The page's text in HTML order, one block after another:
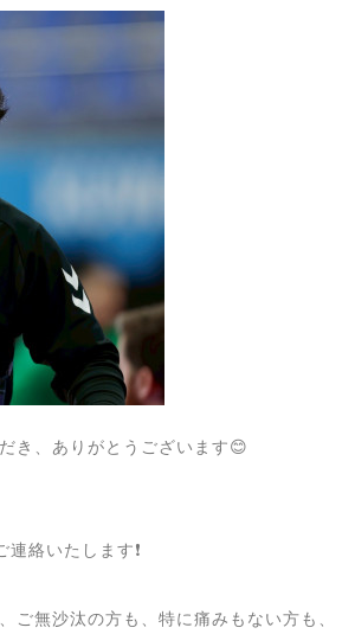
き、ありがとうございます😊
絡いたします❗️
無沙汰の方も、特に痛みもない方も、